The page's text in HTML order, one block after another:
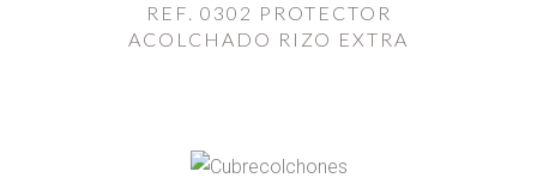
REF. 0302 PROTECTOR
ACOLCHADO RIZO EXTRA